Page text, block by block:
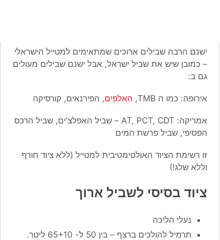
ישנם הרבה שבילים ארוכים שמתאימים למטייל הישראלי
– כמובן שיש את שביל ישראל, אבל ישנם שבילים מעולים
גם ב:
אירופה: כמו ה TMB, האלפים, הפירנאים, קורסיקה
אמריקה: AT, PCT, CDT – שביל האפלצ'ים, שביל הרכס
הפסיפי, שביל פרשת המים
זו רשימת הציוד האולטימטיבית למטייל (ללא ציוד חורף
וללא שלג!)
ציוד בסיסי לשביל ארוך
נעלי הליכה
תרמיל להולכים ברצף – בין 50 ל- 65+10 ליטר.